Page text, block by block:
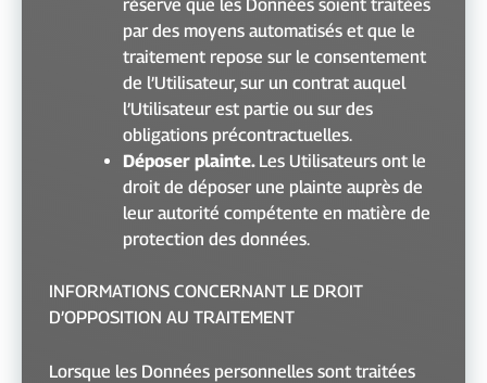
réserve que les Données soient traitées
par des moyens automatisés et que le
traitement repose sur le consentement
de l’Utilisateur, sur un contrat auquel
l’Utilisateur est partie ou sur des
obligations précontractuelles.
Déposer plainte. Les Utilisateurs ont le
droit de déposer une plainte auprès de
leur autorité compétente en matière de
protection des données.
INFORMATIONS CONCERNANT LE DROIT
D’OPPOSITION AU TRAITEMENT
Lorsque les Données personnelles sont traitées